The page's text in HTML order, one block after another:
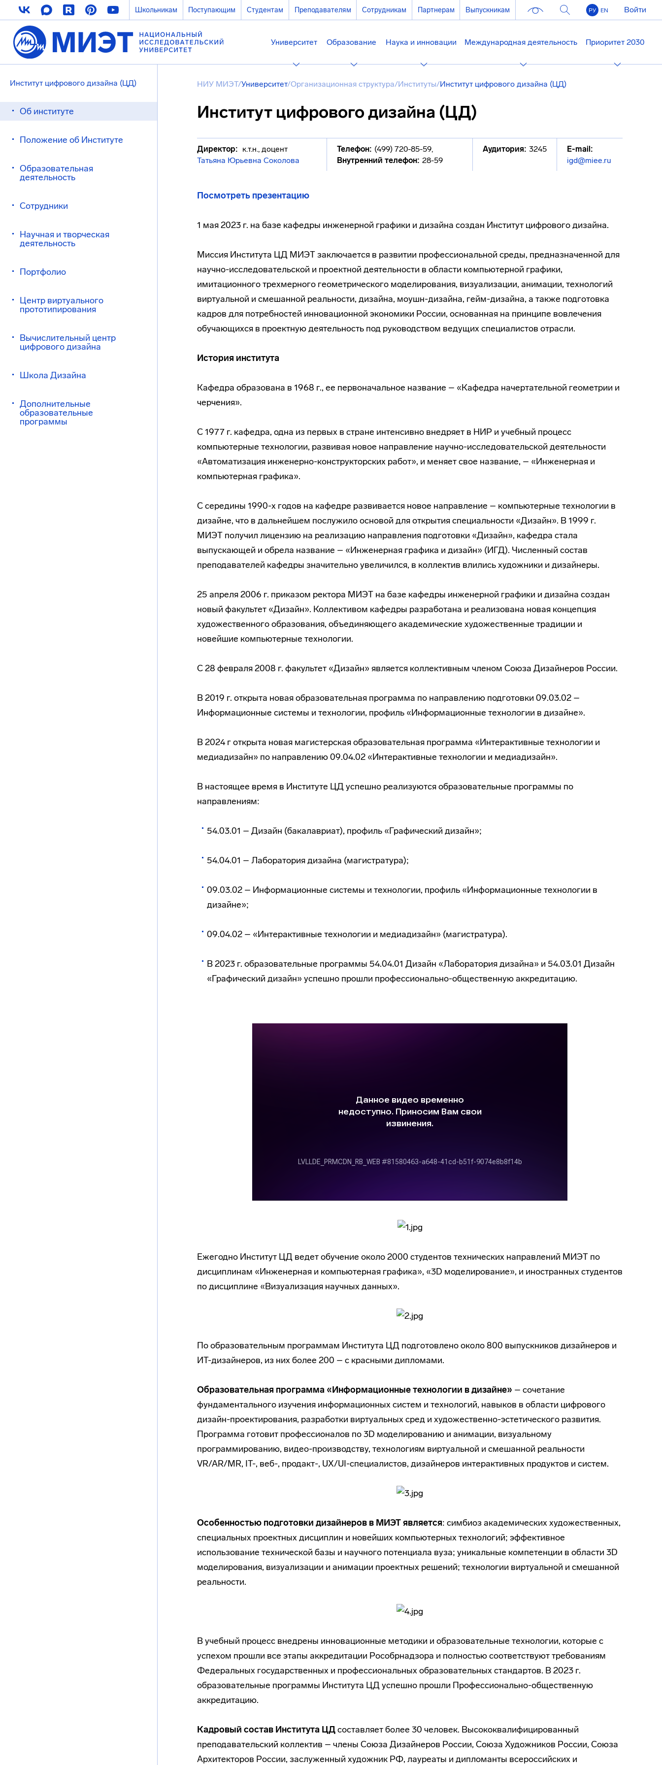
Школьникам Поступающим Студентам Преподавателям Сотрудникам Партнерам Выпускникам РУ EN Войти
Университет Образование Наука и инновации Международная деятельность Приоритет 2030
Институт цифрового дизайна (ЦД)
Об институте
Положение об Институте
Образовательная
деятельность
Сотрудники
Научная и творческая
деятельность
Портфолио
Центр виртуального
прототипирования
Вычислительный центр
цифрового дизайна
Школа Дизайна
Дополнительные
образовательные
программы
НИУ МИЭТ/Университет/Организационная структура/Институты/Институт цифрового дизайна (ЦД)
Институт цифрового дизайна (ЦД)
Директор: к.т.н., доцент
Татьяна Юрьевна Соколова
Телефон: (499) 720-85-59,
Внутренний телефон: 28-59
Аудитория: 3245
E-mail:
igd@miee.ru
Посмотреть презентацию
1 мая 2023 г. на базе кафедры инженерной графики и дизайна создан Институт цифрового дизайна.
Миссия Института ЦД МИЭТ заключается в развитии профессиональной среды, предназначенной для
научно-исследовательской и проектной деятельности в области компьютерной графики,
имитационного трехмерного геометрического моделирования, визуализации, анимации, технологий
виртуальной и смешанной реальности, дизайна, моушн-дизайна, гейм-дизайна, а также подготовка
кадров для потребностей инновационной экономики России, основанная на принципе вовлечения
обучающихся в проектную деятельность под руководством ведущих специалистов отрасли.
История института
Кафедра образована в 1968 г., ее первоначальное название – «Кафедра начертательной геометрии и
черчения».
С 1977 г. кафедра, одна из первых в стране интенсивно внедряет в НИР и учебный процесс
компьютерные технологии, развивая новое направление научно-исследовательской деятельности
«Автоматизация инженерно-конструкторских работ», и меняет свое название, – «Инженерная и
компьютерная графика».
С середины 1990-х годов на кафедре развивается новое направление – компьютерные технологии в
дизайне, что в дальнейшем послужило основой для открытия специальности «Дизайн». В 1999 г.
МИЭТ получил лицензию на реализацию направления подготовки «Дизайн», кафедра стала
выпускающей и обрела название – «Инженерная графика и дизайн» (ИГД). Численный состав
преподавателей кафедры значительно увеличился, в коллектив влились художники и дизайнеры.
25 апреля 2006 г. приказом ректора МИЭТ на базе кафедры инженерной графики и дизайна создан
новый факультет «Дизайн». Коллективом кафедры разработана и реализована новая концепция
художественного образования, объединяющего академические художественные традиции и
новейшие компьютерные технологии.
С 28 февраля 2008 г. факультет «Дизайн» является коллективным членом Союза Дизайнеров России.
В 2019 г. открыта новая образовательная программа по направлению подготовки 09.03.02 –
Информационные системы и технологии, профиль «Информационные технологии в дизайне».
В 2024 г открыта новая магистерская образовательная программа «Интерактивные технологии и
медиадизайн» по направлению 09.04.02 «Интерактивные технологии и медиадизайн».
В настоящее время в Институте ЦД успешно реализуются образовательные программы по
направлениям:
54.03.01 – Дизайн (бакалавриат), профиль «Графический дизайн»;
54.04.01 – Лаборатория дизайна (магистратура);
09.03.02 – Информационные системы и технологии, профиль «Информационные технологии в
дизайне»;
09.04.02 – «Интерактивные технологии и медиадизайн» (магистратура).
В 2023 г. образовательные программы 54.04.01 Дизайн «Лаборатория дизайна» и 54.03.01 Дизайн
«Графический дизайн» успешно прошли профессионально-общественную аккредитацию.
Ежегодно Институт ЦД ведет обучение около 2000 студентов технических направлений МИЭТ по
дисциплинам «Инженерная и компьютерная графика», «3D моделирование», и иностранных студентов
по дисциплине «Визуализация научных данных».
По образовательным программам Института ЦД подготовлено около 800 выпускников дизайнеров и
ИТ-дизайнеров, из них более 200 – с красными дипломами.
Образовательная программа «Информационные технологии в дизайне» – сочетание
фундаментального изучения информационных систем и технологий, навыков в области цифрового
дизайн-проектирования, разработки виртуальных сред и художественно-эстетического развития.
Программа готовит профессионалов по 3D моделированию и анимации, визуальному
программированию, видео-производству, технологиям виртуальной и смешанной реальности
VR/AR/MR, IT-, веб-, продакт-, UX/UI-специалистов, дизайнеров интерактивных продуктов и систем.
Особенностью подготовки дизайнеров в МИЭТявляется: симбиоз академических художественных,
специальных проектных дисциплин и новейших компьютерных технологий; эффективное
использование технической базы и научного потенциала вуза; уникальные компетенции в области 3D
моделирования, визуализации и анимации проектных решений; технологии виртуальной и смешанной
реальности.
В учебный процесс внедрены инновационные методики и образовательные технологии, которые с
успехом прошли все этапы аккредитации Рособрнадзора и полностью соответствуют требованиям
Федеральных государственных и профессиональных образовательных стандартов. В 2023 г.
образовательные программы Института ЦД успешно прошли Профессионально-общественную
аккредитацию.
Кадровый состав Института ЦДсоставляет более 30 человек. Высококвалифицированный
преподавательский коллектив – члены Союза Дизайнеров России, Союза Художников России, Союза
Архитекторов России, заслуженный художник РФ, лауреаты и дипломанты всероссийских и